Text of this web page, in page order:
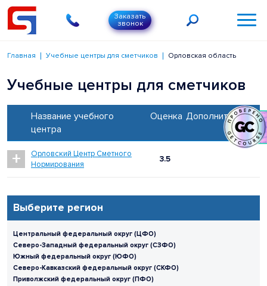
Заказать
звонок
Главная Учебные центры для сметчиков Орловская область
Выберите регион
Центральный федеральный округ (ЦФО)
Северо-Западный федеральный округ (СЗФО)
Южный федеральный округ (ЮФО)
Северо-Кавказский федеральный округ (СКФО)
Приволжский федеральный округ (ПФО)
Учебные центры для сметчиков
Название учебного
центра
Оценка Дополнительно
+
Орловский Центр Сметного
Нормирования
3.5